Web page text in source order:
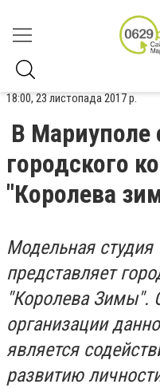
18:00, 23 листопада 2017 р.
В Мариуполе
городского
"Королева
Модельная
представляет
"Королева Зимы".
организации
является
развитию